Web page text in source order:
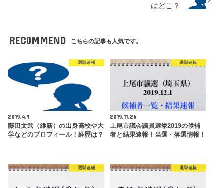
はどこ？
RECOMMEND こちらの記事も人気です。
選挙速報
2019.4.9
藤田文武（維新）の出身高校や大
学などのプロフィール！経歴は？
選挙速報
2019.11.26
上尾市議会議員選挙2019の候補
者と結果速報！当選・落選情報！
選挙速報 選挙速報